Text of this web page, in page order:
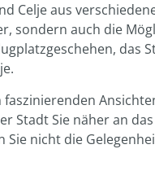
Celje aus
sondern auch die
das
Stadt Sie näher an
nicht die